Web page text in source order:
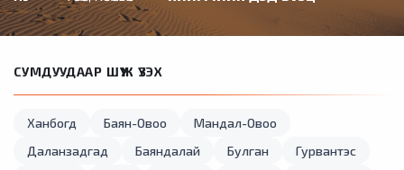
СУМДУУДААР ШҮҮЖ ҮЗЭХ
Ханбогд Баян-Овоо
Мандал-Овоо
Даланзадгад
Баяндалай Булган
Гурвантэс